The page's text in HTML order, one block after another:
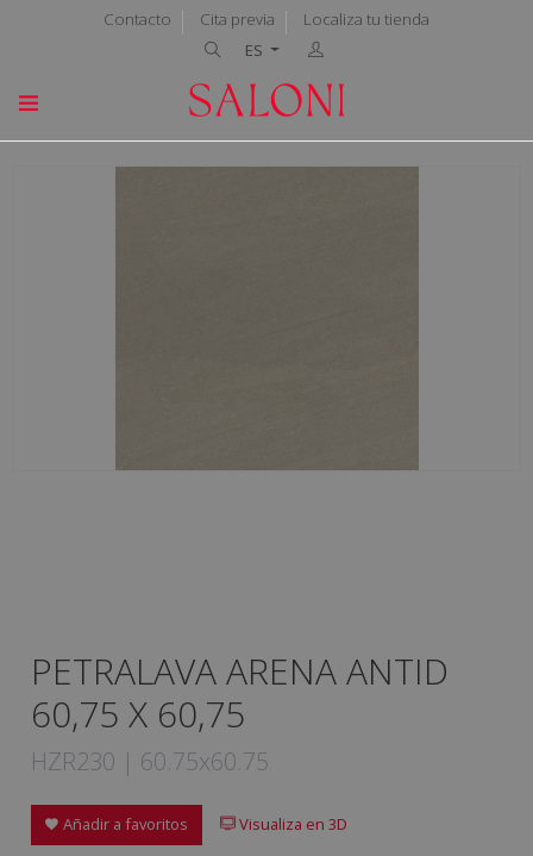
Contacto Cita previa
Localiza tu tienda
ES
PETRALAVA ARENA ANTID
60,75 X 60,75
HZR230 | 60.75x60.75
Añadir a favoritos Visualiza en 3D